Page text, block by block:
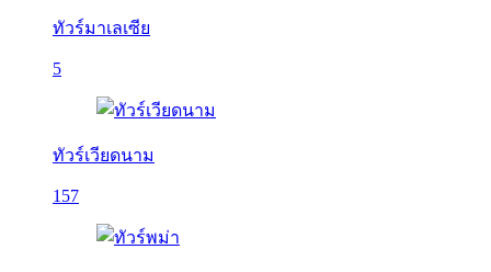
ทัวร์มาเลเซีย
5
ทัวร์เวียดนาม
157